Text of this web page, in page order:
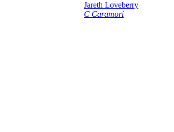
Jareth Loveberry
C Caramori